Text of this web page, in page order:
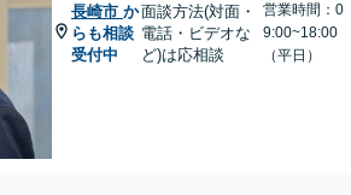
長崎市 か
らも相談
受付中
面談方法(対面・
電話・ビデオな
ど)は応相談
営業時間：0
9:00~18:00
（平日）